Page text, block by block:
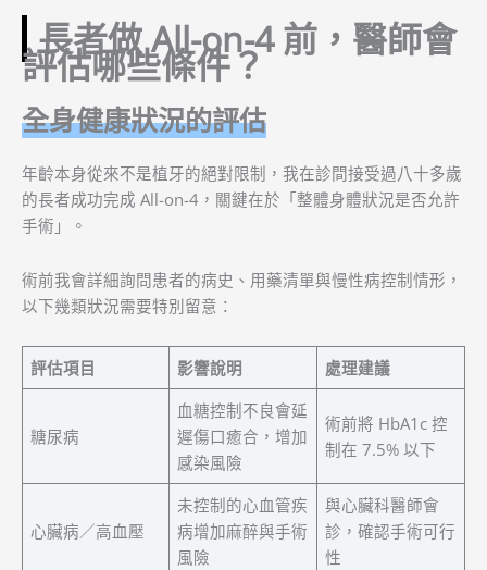
長者做 All-on-4 前，醫師會
評估哪些條件？
全身健康狀況的評估
年齡本身從來不是植牙的絕對限制，我在診間接受過八十多歲
的長者成功完成 All-on-4，關鍵在於「整體身體狀況是否允許
手術」。
術前我會詳細詢問患者的病史、用藥清單與慢性病控制情形，
以下幾類狀況需要特別留意：
評估項目 影響說明 處理建議
糖尿病
血糖控制不良會延
遲傷口癒合，增加
感染風險
術前將 HbA1c 控
制在 7.5% 以下
心臟病／高血壓
未控制的心血管疾
病增加麻醉與手術
風險
與心臟科醫師會
診，確認手術可行
性